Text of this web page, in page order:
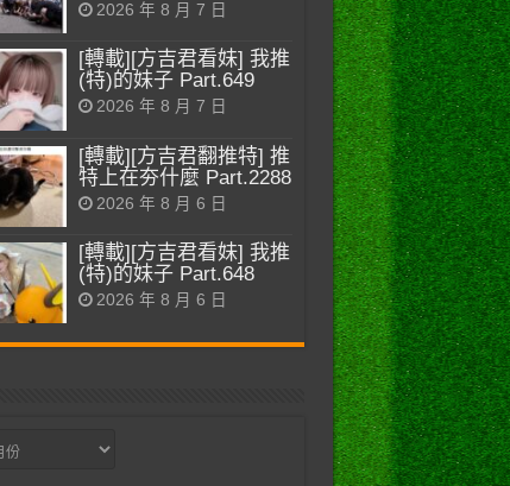
2026 年 8 月 7 日
[轉載][方吉君看妹] 我推
(特)的妹子 Part.649
2026 年 8 月 7 日
[轉載][方吉君翻推特] 推
特上在夯什麼 Part.2288
2026 年 8 月 6 日
[轉載][方吉君看妹] 我推
(特)的妹子 Part.648
2026 年 8 月 6 日